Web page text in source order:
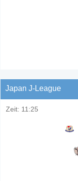
Japan J-League
Zeit: 11:25